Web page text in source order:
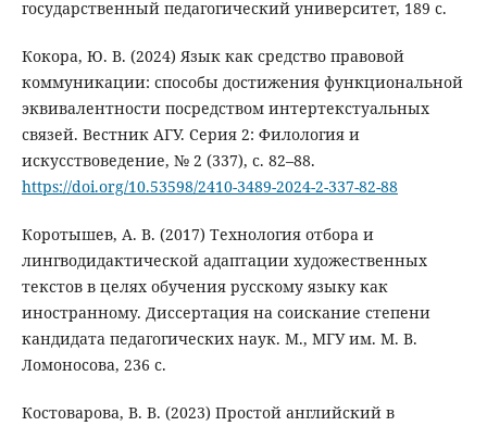
государственный педагогический университет, 189 с.
Кокора, Ю. В. (2024) Язык как средство правовой
коммуникации: способы достижения функциональной
эквивалентности посредством интертекстуальных
связей. Вестник АГУ. Серия 2: Филология и
искусствоведение, № 2 (337), с. 82–88.
https://doi.org/10.53598/2410-3489-2024-2-337-82-88
Коротышев, А. В. (2017) Технология отбора и
лингводидактической адаптации художественных
текстов в целях обучения русскому языку как
иностранному. Диссертация на соискание степени
кандидата педагогических наук. М., МГУ им. М. В.
Ломоносова, 236 с.
Костоварова, В. В. (2023) Простой английский в